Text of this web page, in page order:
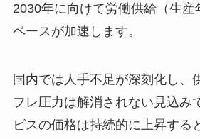
2030年に向けて労働供給（生産
ペースが加速します。
国内では人手不足が深刻化し、
フレ圧力は解消されない見込み
ビスの価格は持続的に上昇する